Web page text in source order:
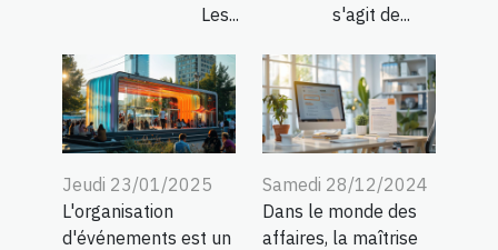
Les...
s'agit de...
Jeudi 23/01/2025
L'organisation
d'événements est un
Samedi 28/12/2024
Dans le monde des
affaires, la maîtrise